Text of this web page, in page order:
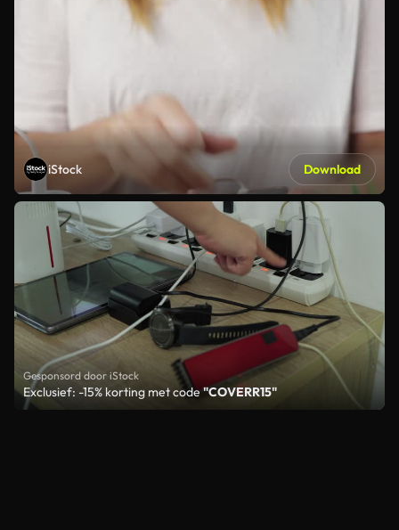
iStock Download
Gesponsord door iStock
Exclusief: -15% korting met code"COVERR15"